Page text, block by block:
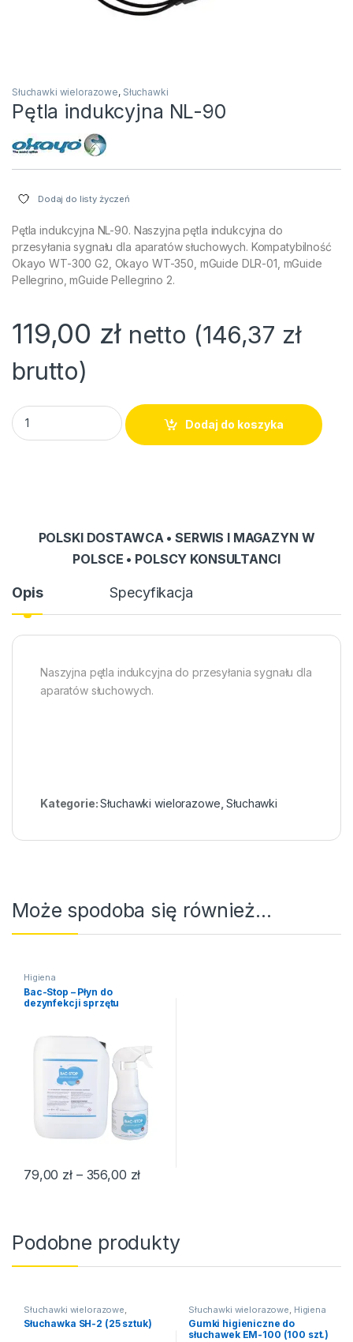
Słuchawki wielorazowe, Słuchawki
Pętla indukcyjna NL-90
Dodaj do listy życzeń
Pętla indukcyjna NL-90. Naszyjna pętla indukcyjna do
przesyłania sygnału dla aparatów słuchowych. Kompatybilność
Okayo WT-300 G2, Okayo WT-350, mGuide DLR-01, mGuide
Pellegrino, mGuide Pellegrino 2.
119,00 zł netto (146,37 zł
brutto)
Pętla indukcyjna NL-90 quantity
Dodaj do koszyka
POLSKI DOSTAWCA • SERWIS I MAGAZYN W
POLSCE • POLSCY KONSULTANCI
Opis Specyfikacja
Naszyjna pętla indukcyjna do przesyłania sygnału dla
aparatów słuchowych.
Kategorie:Słuchawki wielorazowe ,Słuchawki
Może spodoba się również…
Higiena
Bac-Stop – Płyn do
dezynfekcji sprzętu
79,00 zł – 356,00 złZakres cen: od 79,00 zł do 356,00
Ten produkt ma wiele wariantów. Opcje można wybrać na
Podobne produkty
Słuchawki wielorazowe
Słuchawki
Słuchawka SH-2 (25 sztuk)
Słuchawki wielorazowe Higiena
Gumki higieniczne do
słuchawek EM-100 (100 szt.)